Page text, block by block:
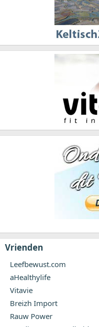
Vrienden
Leefbewust.com
aHealthylife
Vitavie
Breizh Import
Rauw Power